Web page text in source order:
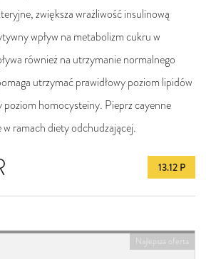
13.12 P
zwiększa wrażliwość insulinową
wpływ na metabolizm cukru w
również na utrzymanie normalnego
utrzymać prawidłowy poziom lipidów
poziom homocysteiny. Pieprz cayenne
ramach diety odchudzającej.
Najlepsza oferta